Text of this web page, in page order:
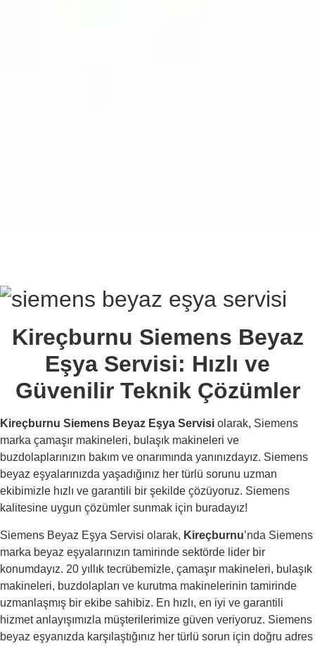
Kireçburnu Siemens Beyaz
Eşya Servisi: Hızlı ve
Güvenilir Teknik Çözümler
Kireçburnu Siemens Beyaz Eşya Servisi olarak, Siemens
marka çamaşır makineleri, bulaşık makineleri ve
buzdolaplarınızın bakım ve onarımında yanınızdayız. Siemens
beyaz eşyalarınızda yaşadığınız her türlü sorunu uzman
ekibimizle hızlı ve garantili bir şekilde çözüyoruz. Siemens
kalitesine uygun çözümler sunmak için buradayız!
Siemens Beyaz Eşya Servisi olarak, Kireçburnu’nda Siemens
marka beyaz eşyalarınızın tamirinde sektörde lider bir
konumdayız. 20 yıllık tecrübemizle, çamaşır makineleri, bulaşık
makineleri, buzdolapları ve kurutma makinelerinin tamirinde
uzmanlaşmış bir ekibe sahibiz. En hızlı, en iyi ve garantili
hizmet anlayışımızla müşterilerimize güven veriyoruz. Siemens
beyaz eşyanızda karşılaştığınız her türlü sorun için doğru adres